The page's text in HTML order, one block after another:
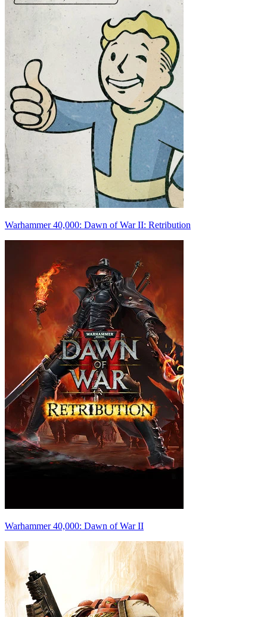
Warhammer 40,000: Dawn of War II: Retribution
Warhammer 40,000: Dawn of War II